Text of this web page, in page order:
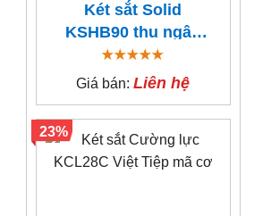
Két sắt Solid
KSHB90 thu ngân
thả tiền
Giá bán:Liên hệ
23%